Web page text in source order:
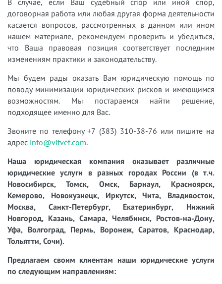
В случае, если Ваш судебный спор или иной спор,
договорная работа или любая другая форма деятельности
касается вопросов, рассмотренных в данном или ином
нашем материале, рекомендуем проверить и убедиться,
что Ваша правовая позиция соответствует последним
изменениям практики и законодательству.
Мы будем рады оказать Вам юридическую помощь по
поводу минимизации юридических рисков и имеющимся
возможностям. Мы постараемся найти решение,
подходящее именно для Вас.
Звоните по телефону +7 (383) 310-38-76 или пишите на
адрес info@vitvet.com.
Наша юридическая компания оказывает различные
юридические услуги в разных городах России (в т.ч.
Новосибирск, Томск, Омск, Барнаул, Красноярск,
Кемерово, Новокузнецк, Иркутск, Чита, Владивосток,
Москва, Санкт-Петербург, Екатеринбург, Нижний
Новгород, Казань, Самара, Челябинск, Ростов-на-Дону,
Уфа, Волгоград, Пермь, Воронеж, Саратов, Краснодар,
Тольятти, Сочи).
Предлагаем своим клиентам наши юридические услуги
по следующим направлениям: